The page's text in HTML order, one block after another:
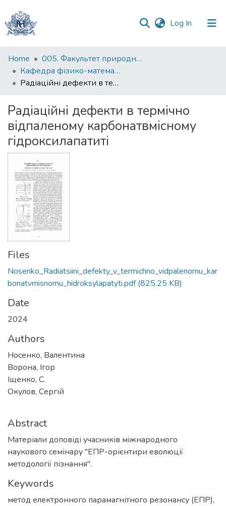
Log In (current)
Communities
&
Collections
Statistics
Home
005. Факультет природничих наук
Кафедра фізико-математичних наук
Радіаційні дефекти в термічно відпаленому карбонатвмісному гідроксилапатиті
Радіаційні дефекти в термічно
відпаленому карбонатвмісному
гідроксилапатиті
Files
Nosenko_Radiatsiini_defekty_v_termichno_vidpalenomu_kar
bonatvmisnomu_hidroksylapatyti.pdf(825.25 KB)
Date
2024
Authors
Носенко, Валентина
Ворона, Ігор
Іщенко, С.
Окулов, Сергій
Abstract
Матеріали доповіді учасників міжнародного
наукового семінару "ЕПР-орієнтири еволюції
методології пізнання".
Keywords
метод електронного парамагнітного резонансу (ЕПР),